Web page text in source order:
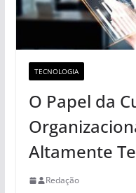
TECNOLOGIA
O Papel da
Altamente
Redação